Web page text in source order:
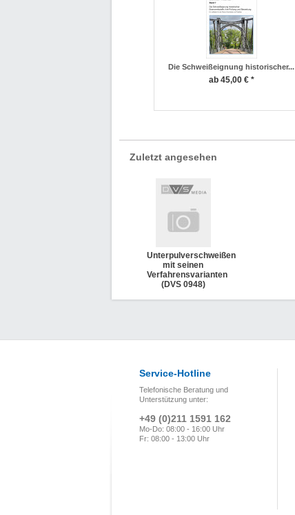
Die Schweißeignung historischer...
ab 45,00 € *
Zuletzt angesehen
Unterpulverschweißen
mit seinen
Verfahrensvarianten
(DVS 0948)
Service-Hotline
Telefonische Beratung und
Unterstützung unter:
+49 (0)211 1591 162
Mo-Do: 08:00 - 16:00 Uhr
Fr: 08:00 - 13:00 Uhr